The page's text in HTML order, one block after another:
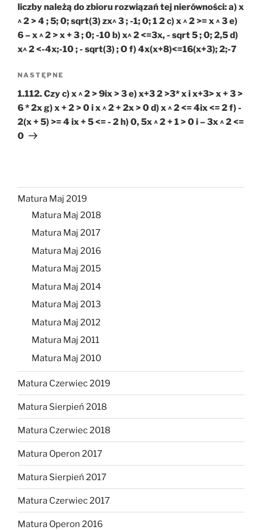
liczby należą do zbioru rozwiązań tej nierówności: a) x
^ 2 > 4 ; 5; 0; sqrt(3) zx^ 3 ; -1; 0; 1 2 c) x ^ 2 >= x ^ 3 e)
6 – x ^ 2 > x + 3 ; 0; -10 b) x^ 2 <=3x, - sqrt 5 ; 0; 2,5 d)
x^ 2 <-4x;-10 ; - sqrt(3) ; O f) 4x(x+8)<=16(x+3); 2;-7
Następny
wpis
NASTĘPNE
1.112. Czy c) x ^ 2 > 9ix > 3 e) x+3 2 >3* x i x+3> x + 3 >
6 * 2x g) x + 2 > 0 i x ^ 2 + 2x > 0 d) x ^ 2 <= 4ix <= 2 f) -
2(x + 5) >= 4 ix + 5 <= - 2 h) 0, 5x ^ 2 + 1 > 0 i – 3x ^ 2 <=
0
Matura Maj 2019
Matura Maj 2018
Matura Maj 2017
Matura Maj 2016
Matura Maj 2015
Matura Maj 2014
Matura Maj 2013
Matura Maj 2012
Matura Maj 2011
Matura Maj 2010
Matura Czerwiec 2019
Matura Sierpień 2018
Matura Czerwiec 2018
Matura Operon 2017
Matura Sierpień 2017
Matura Czerwiec 2017
Matura Operon 2016